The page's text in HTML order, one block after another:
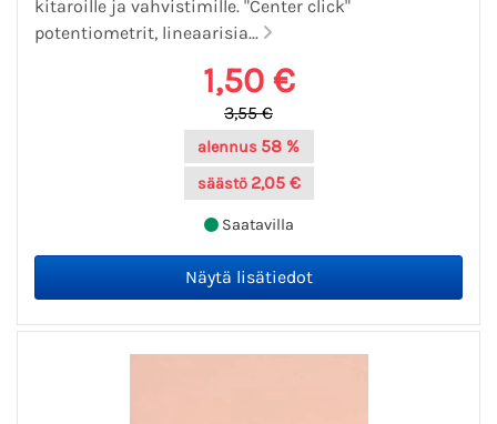
kitaroille ja vahvistimille. "Center click"
potentiometrit, lineaarisia...
1,50 €
3,55 €
alennus 58 %
säästö 2,05 €
Saatavilla